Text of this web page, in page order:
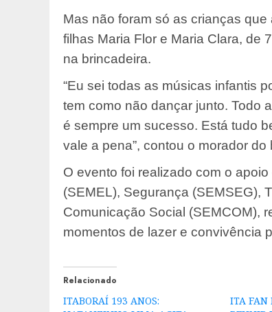
Mas não foram só as crianças
filhas Maria Flor e Maria Clara, de
na brincadeira.
“Eu sei todas as músicas infantis
tem como não dançar junto. Todo
é sempre um sucesso. Está tudo
vale a pena”, contou o morador do
O evento foi realizado com o
(SEMEL), Segurança (SEMSEG),
Comunicação Social (SEMCOM),
momentos de lazer e convivência
Relacionado
ITABORAÍ 193 ANOS:
ITA FAN